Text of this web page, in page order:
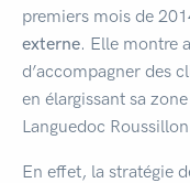
premiers mois de
externe. Elle montre
d’accompagner des
en élargissant sa
Languedoc
En effet, la stratégie